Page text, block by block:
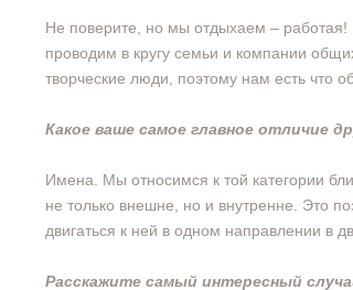
Не поверите, но мы отдыхаем –
проводим в кругу семьи и компании
творческие люди, поэтому нам есть что
Какое ваше самое главное отличие
Имена. Мы относимся к той категории
не только внешне, но и внутренне. Это
двигаться к ней в одном направлении в
Расскажите самый интересный